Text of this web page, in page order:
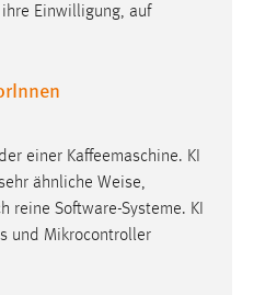
Einwilligung, auf
einer Kaffeemaschine. KI
ähnliche Weise,
reine Software-Systeme. KI
und Mikrocontroller